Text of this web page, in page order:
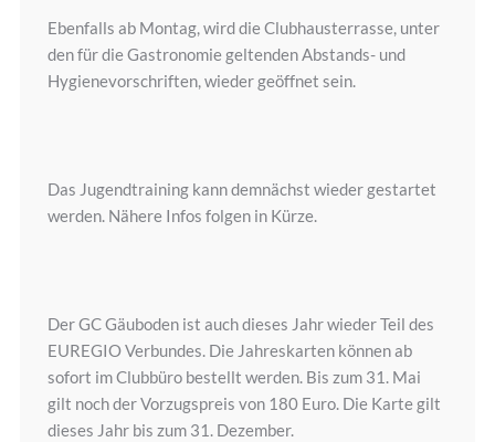
Ebenfalls ab Montag, wird die Clubhausterrasse, unter
den für die Gastronomie geltenden Abstands- und
Hygienevorschriften, wieder geöffnet sein.
Das Jugendtraining kann demnächst wieder gestartet
werden. Nähere Infos folgen in Kürze.
Der GC Gäuboden ist auch dieses Jahr wieder Teil des
EUREGIO Verbundes. Die Jahreskarten können ab
sofort im Clubbüro bestellt werden. Bis zum 31. Mai
gilt noch der Vorzugspreis von 180 Euro. Die Karte gilt
dieses Jahr bis zum 31. Dezember.